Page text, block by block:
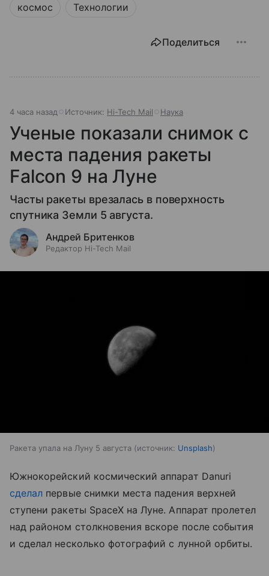
космос Технологии
Поделиться
4 часа назад Источник: Hi-Tech Mail Наука
Ученые показали снимок с
места падения ракеты
Falcon 9 на Луне
Часты ракеты врезалась в поверхность
спутника Земли 5 августа.
Андрей Бритенков
Редактор Hi-Tech Mail
Ракета упала на Луну 5 августа источник: Unsplash
Южнокорейский космический аппарат Danuri
сделал первые снимки места падения верхней
ступени ракеты SpaceX на Луне. Аппарат пролетел
над районом столкновения вскоре после события
и сделал несколько фотографий с лунной орбиты.